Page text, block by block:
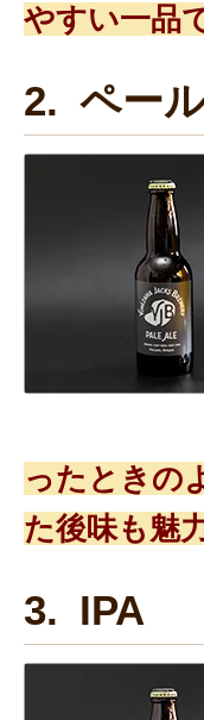
やすい一品
2. ペー
ったときの
た後味も魅
3. IPA